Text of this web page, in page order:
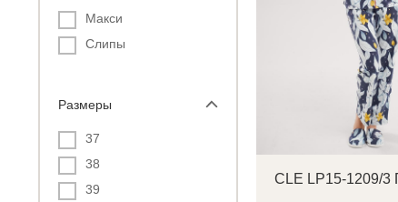
Макси
Слипы
Размеры
37
38
39